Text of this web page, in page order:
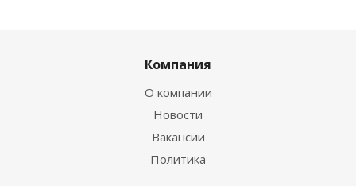
Компания
О компании
Новости
Вакансии
Политика